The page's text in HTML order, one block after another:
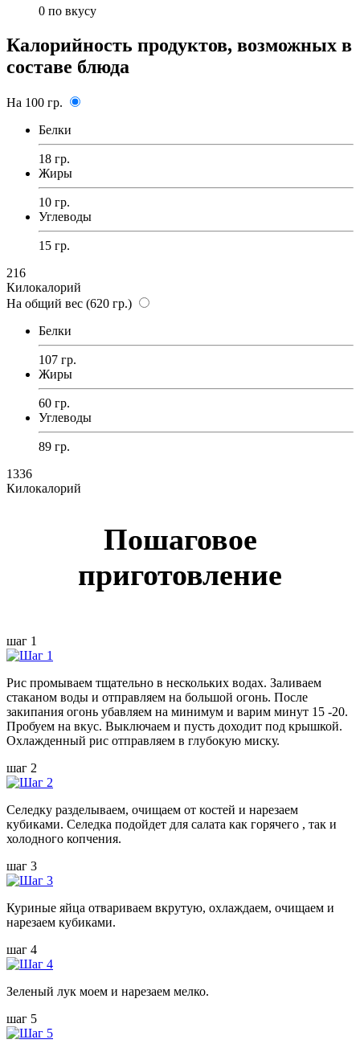
0 по вкусу
Калорийность продуктов, возможных в
составе блюда
На 100 гр.
Белки
18 гр.
Жиры
10 гр.
Углеводы
15 гр.
216
Килокалорий
На общий вес (620 гр.)
Белки
107 гр.
Жиры
60 гр.
Углеводы
89 гр.
1336
Килокалорий
Пошаговое
приготовление
шаг 1
Рис промываем тщательно в нескольких водах. Заливаем
стаканом воды и отправляем на большой огонь. После
закипания огонь убавляем на минимум и варим минут 15 -20.
Пробуем на вкус. Выключаем и пусть доходит под крышкой.
Охлажденный рис отправляем в глубокую миску.
шаг 2
Селедку разделываем, очищаем от костей и нарезаем
кубиками. Селедка подойдет для салата как горячего , так и
холодного копчения.
шаг 3
Куриные яйца отвариваем вкрутую, охлаждаем, очищаем и
нарезаем кубиками.
шаг 4
Зеленый лук моем и нарезаем мелко.
шаг 5